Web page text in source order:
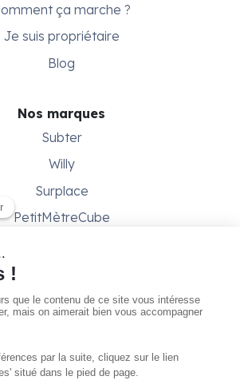
ça marche ?
Je suis propriétaire
Blog
Nos marques
Subter
Willy
Surplace
PetitMètreCube
Besoin d'aide ?
générales
Gestion des cookies